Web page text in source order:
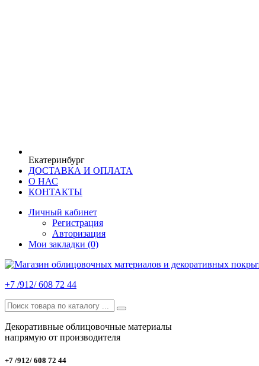
Екатеринбург
ДОСТАВКА И ОПЛАТА
О НАС
КОНТАКТЫ
Личный кабинет
Регистрация
Авторизация
Мои закладки (0)
+7 /912/ 608 72 44
Декоративные облицовочные материалы
напрямую от производителя
+7 /912/ 608 72 44